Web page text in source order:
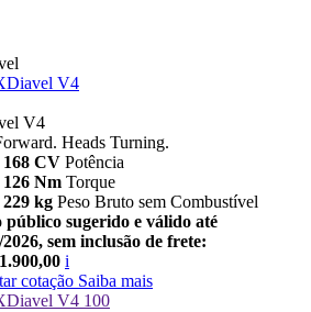
V4
V4
Heads Turning.
168 CV Potência
126 Nm Torque
229 kg Peso Bruto sem Combustível
público sugerido e válido até
2026, sem inclusão de frete:
i
cotação Saiba mais
V4 100